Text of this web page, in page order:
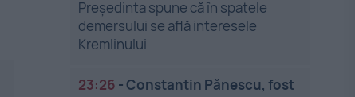
Președinta spune că în spatele
demersului se află interesele
Kremlinului
23:26 -Constantin Pănescu, fost